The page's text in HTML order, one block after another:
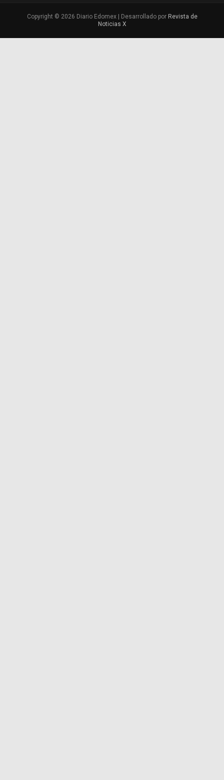
Copyright © 2026 Diario Edomex | Desarrollado por Revista de
Noticias X